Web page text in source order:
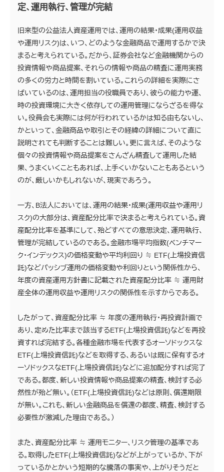
定、運用執行、管理が完結
旧来型の公益法人資産運用では、運用の結果・成果(運用収益
や運用リスク)は、いつ、どのような金融商品で運用するかで決
まると考えられている。だから、証券会社など金融機関からの
投資情報や商品提案、それらの情報や商品の精査に運用実務
の多くの労力と時間を割いている。これらの詳細を実際にさ
ばいているのは、運用担当の役職員であり、彼らの能力や運、
時の投資環境に大きく依存しての運用管理にならざるを得な
い。役員会も実際には何が行われているかは知る由もないし、
かといって、金融商品や取引とその経緯の詳細について直に
説明されても判断することは難しい。更に言えば、そのような
個々の投資情報や商品提案をさんざん精査して運用した結
果、うまくいくこともあれば、上手くいかないこともあるという
のが、厳しいかもしれないが、現実であろう。
一方、B法人においては、運用の結果・成果(運用収益や運用リ
スク)の大部分は、資産配分比率で決まると考えられている。資
産配分比率を基準にして、殆どすべての意思決定、運用執行、
管理が完結しているのである。金融市場平均指数(ベンチマー
ク・インデックス)の価格変動や平均利回り ≒ ETF(上場投資信
託)などパッシブ運用の価格変動や利回りという関係性から、
年度の資産運用方針書に記載された資産配分比率 ≒ 運用財
産全体の運用収益や運用リスクの関係性を示すからである。
したがって、資産配分比率 ≒ 年度の運用執行・再投資計画で
あり、定めた比率まで該当するETF(上場投資信託)などを再投
資すれば完結する。各種金融市場を代表するオーソドックスな
ETF(上場投資信託)などを取得する、あるいは既に保有するオ
ーソドックスなETF(上場投資信託)などに追加配分すれば完了
である。都度、新しい投資情報や商品提案の精査、検討する必
然性が殆ど無い。（ETF(上場投資信託)などは原則、償還期限
が無い。これも、新しい金融商品を償還の都度、精査、検討する
必要性が激減した理由である。）
また、資産配分比率 ≒ 運用モニター、リスク管理の基準であ
る。取得したETF(上場投資信託)などが上がっているか、下が
っているかとかいう短期的な騰落の事実や、上がりそうだと